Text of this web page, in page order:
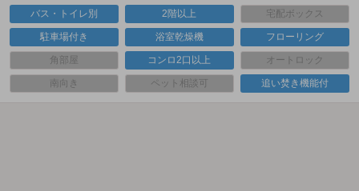
バス・トイレ別 2階以上 宅配ボックス
駐車場付き 浴室乾燥機 フローリング
角部屋 コンロ2口以上 オートロック
南向き ペット相談可 追い焚き機能付